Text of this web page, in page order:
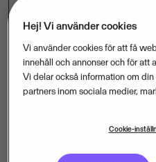
papperskvitton och i
kvitton, visar en ny
sådan övergång skulle
– Digitala verktyg har
tvingas sätta kvitton i en
använda tiden till att
Hej! Vi använder cookies
Vi använder cookies för att få
innehåll och annonser och för att
Vi delar också information om
partners inom sociala medier,
Cookie-